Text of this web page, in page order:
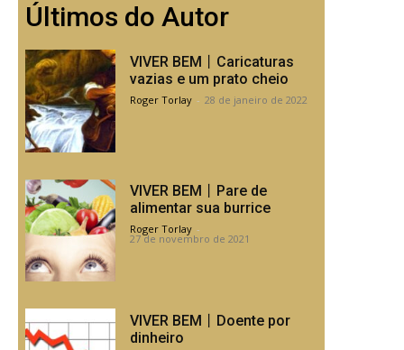
Últimos do Autor
VIVER BEM丨Caricaturas
vazias e um prato cheio
Roger Torlay - 28 de janeiro de 2022
VIVER BEM丨Pare de
alimentar sua burrice
Roger Torlay -
27 de novembro de 2021
VIVER BEM丨Doente por
dinheiro